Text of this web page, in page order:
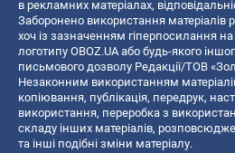
в рекламних матеріалах,
Заборонено використання матеріалів
хоч із зазначенням гіперпосилання на
логотипу OBOZ.UA або будь-якого
письмового дозволу Редакції/ТОВ
Незаконним використанням
копiювання, публiкацiя, передрук,
використання, переробка з
складу інших матеріалів,
та інші подібні зміни матеріалу.